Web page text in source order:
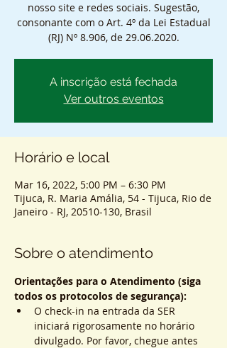
nosso site e redes sociais. Sugestão,
consonante com o Art. 4º da Lei Estadual
(RJ) Nº 8.906, de 29.06.2020.
A inscrição está fechada
Ver outros eventos
Horário e local
Mar 16, 2022, 5:00 PM – 6:30 PM
Tijuca, R. Maria Amália, 54 - Tijuca, Rio de
Janeiro - RJ, 20510-130, Brasil
Sobre o atendimento
Orientações para o Atendimento (siga
todos os protocolos de segurança):
O check-in na entrada da SER
iniciará rigorosamente no horário
divulgado. Por favor, chegue antes